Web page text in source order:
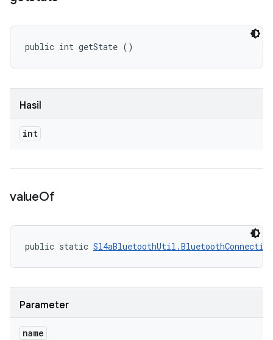
public int getState ()
Hasil
int
valueOf
public static
Parameter
name